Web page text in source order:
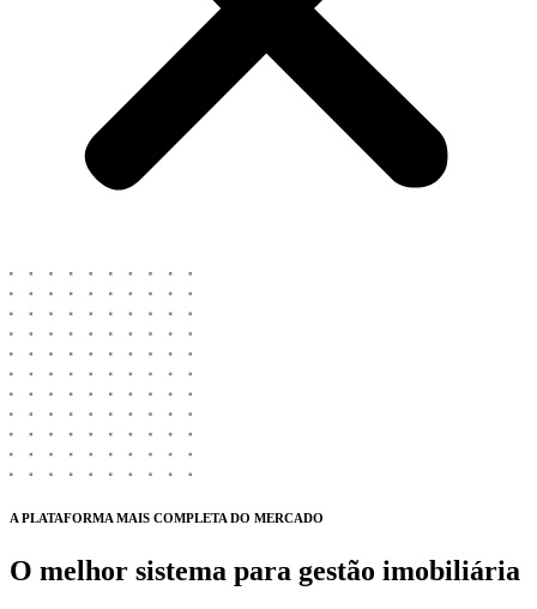
A PLATAFORMA MAIS COMPLETA DO MERCADO
O melhor sistema para gestão imobiliária